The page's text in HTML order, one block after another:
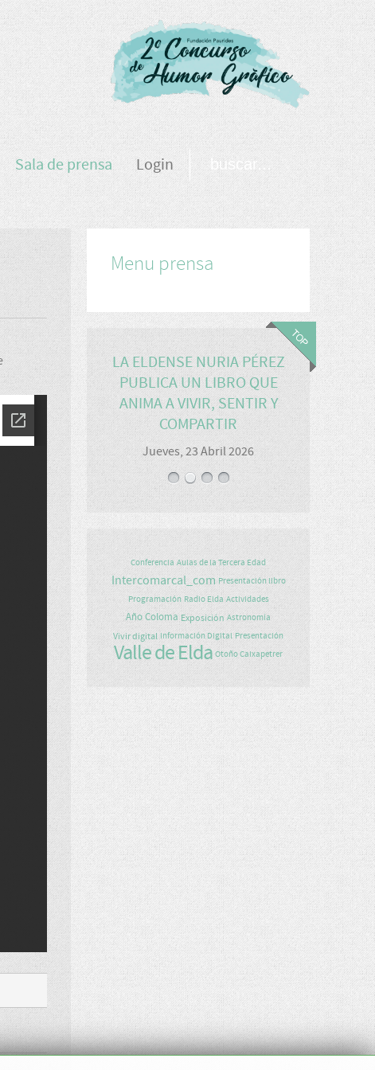
Sala de prensa Login
Menu prensa
LA ELDENSE NURIA PÉREZ
PUBLICA UN LIBRO QUE
ANIMA A VIVIR, SENTIR Y
COMPARTIR
Jueves, 23 Abril 2026
Conferencia Aulas de la Tercera Edad
Intercomarcal_com Presentación libro
Programación Radio Elda Actividades
Año Coloma Exposición Astronomía
Vivir digital Información Digital Presentación
Valle de Elda Otoño Caixapetrer